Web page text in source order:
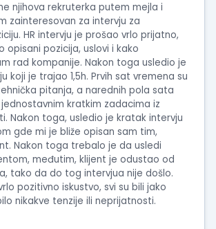
njihova rekruterka putem mejla i
zainteresovan za intervju za
HR intervju je prošao vrlo prijatno,
opisani pozicija, uslovi i kako
rad kompanije. Nakon toga usledio je
koji je trajao 1,5h. Prvih sat vremena su
pitanja, a narednih pola sata
kratkim zadacima iz
Nakon toga, usledio je kratak intervju
gde mi je bliže opisan sam tim,
Nakon toga trebalo je da usledi
međutim, klijent je odustao od
tako da do tog intervjua nije došlo.
pozitivno iskustvo, svi su bili jako
nikakve tenzije ili neprijatnosti.